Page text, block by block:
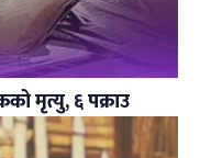
मृत्यु, ६ पक्राउ